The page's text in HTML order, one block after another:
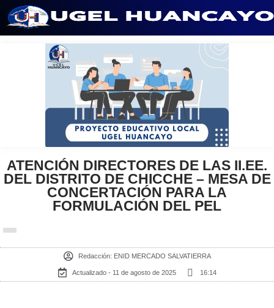
contenido
ATENCIÓN DIRECTORES DE LAS II.EE.
DEL DISTRITO DE CHICCHE – MESA DE
CONCERTACIÓN PARA LA
FORMULACIÓN DEL PEL
Redacción: ENID MERCADO SALVATIERRA
Actualizado - 11 de agosto de 2025 16:14